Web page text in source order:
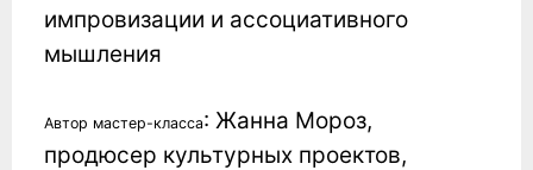
импровизации и ассоциативного
мышления
Автор мастер-класса: Жанна Мороз,
продюсер культурных проектов,